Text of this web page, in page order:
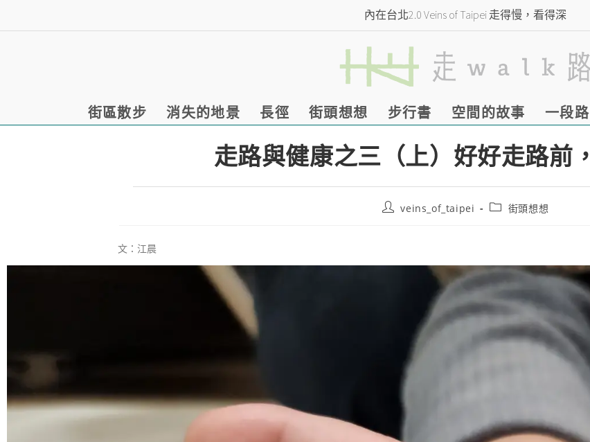
內在台北2.0 Veins of Taipei 走得慢，看得深
街區散步 消失的地景 長徑 街頭想想 步行書 空間的故事 一段
走路與健康之三（上）好好走路前
veins_of_taipei 街頭想想
文：江晨